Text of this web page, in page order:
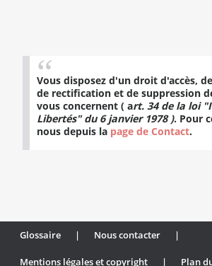
Vous disposez d'un droit d'accès,
de rectification et de suppression
vous concernent ( art. 34 de la loi
Libertés" du 6 janvier 1978 ). Pour
nous depuis la page de Contact.
Glossaire | Nous contacter |
Mentions légales et copyright | Plan